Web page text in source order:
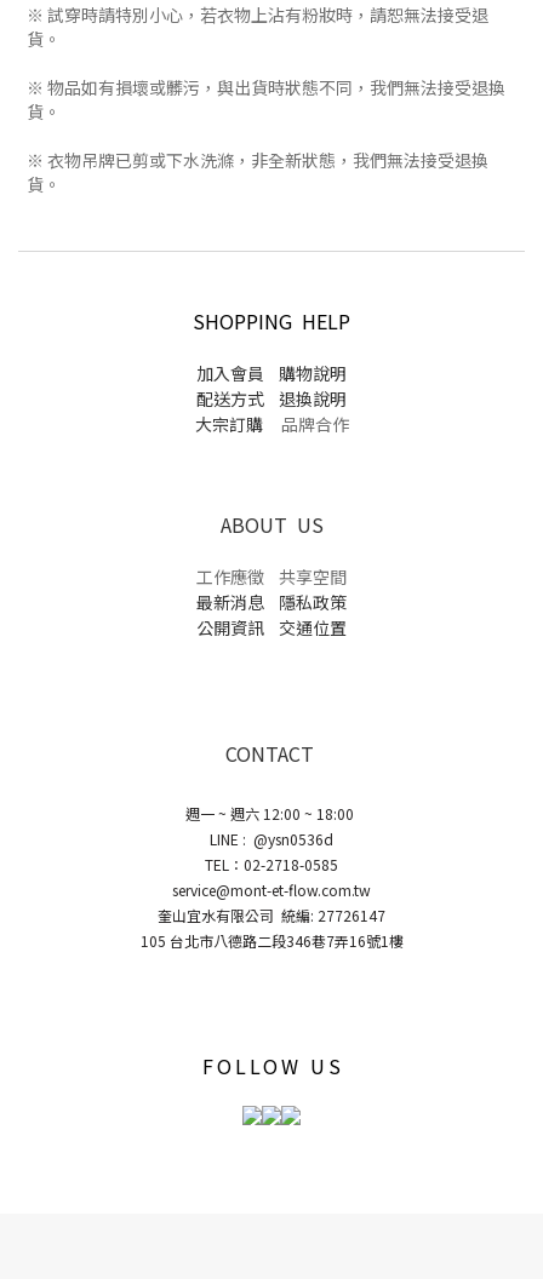
※ 試穿時請特別小心，若衣物上沾有粉妝時，請恕無法接受退
貨。
※ 物品如有損壞或髒污，與出貨時狀態不同，我們無法接受退換
貨。
※ 衣物吊牌已剪或下水洗滌，非全新狀態，我們無法接受退換
貨。
SHOPPING HELP
加入會員
購物說明
配送方式
退換說明
大宗訂購品牌合作
ABOUT US
工作應徵 共享空間
最新消息
隱私政策
公開資訊
交通位置
CONTACT
週一 ~ 週六 12:00 ~ 18:00
LINE : @ysn0536d
TEL：02-2718-0585
service@mont-et-flow.com.tw
奎山宜水有限公司 統編: 27726147
105 台北市八德路二段346巷7弄16號1樓
FOLLOW US